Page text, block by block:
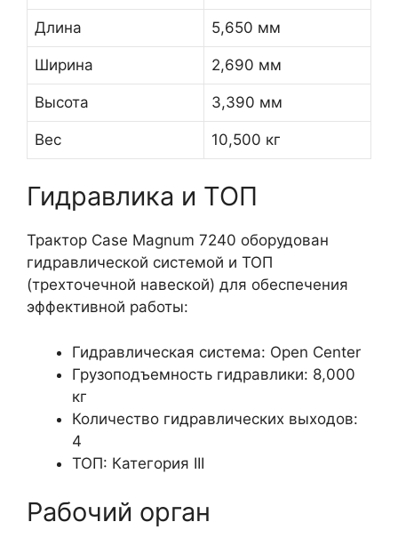
Длина 5,650 мм
Ширина 2,690 мм
Высота 3,390 мм
Вес 10,500 кг
Гидравлика и ТОП
Трактор Case Magnum 7240 оборудован
гидравлической системой и ТОП
(трехточечной навеской) для обеспечения
эффективной работы:
Гидравлическая система: Open Center
Грузоподъемность гидравлики: 8,000
кг
Количество гидравлических выходов:
4
ТОП: Категория III
Рабочий орган